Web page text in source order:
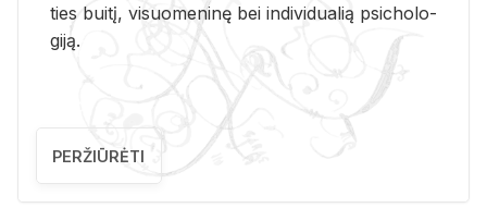
ties bui­tį, vi­suo­me­ni­nę bei in­di­vi­dua­lią psi­cho­lo­
gi­ją.
PERŽIŪRĖTI